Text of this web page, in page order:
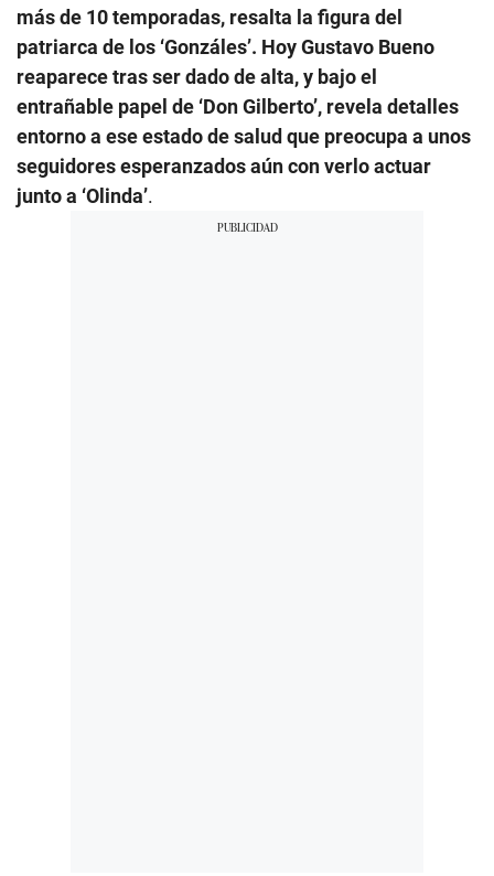
más de 10 temporadas, resalta la figura del
patriarca de los ‘Gonzáles’. Hoy Gustavo Bueno
reaparece tras ser dado de alta, y bajo el
entrañable papel de ‘Don Gilberto’, revela detalles
entorno a ese estado de salud que preocupa a unos
seguidores esperanzados aún con verlo actuar
junto a ‘Olinda’.